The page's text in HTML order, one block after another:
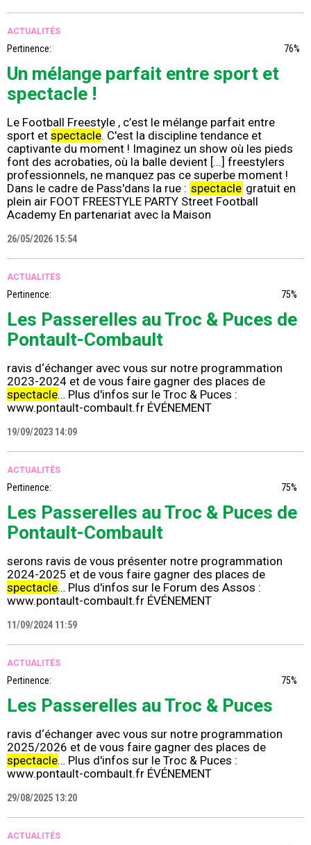
ACTUALITÉS
Pertinence: 76%
Un mélange parfait entre sport et
spectacle !
Le Football Freestyle , c’est le mélange parfait entre
sport et spectacle. C'est la discipline tendance et
captivante du moment ! Imaginez un show où les pieds
font des acrobaties, où la balle devient [...] freestylers
professionnels, ne manquez pas ce superbe moment !
Dans le cadre de Pass'dans la rue : spectacle gratuit en
plein air FOOT FREESTYLE PARTY Street Football
Academy En partenariat avec la Maison
26/05/2026 15:54
ACTUALITÉS
Pertinence: 75%
Les Passerelles au Troc & Puces de
Pontault-Combault
ravis d‘échanger avec vous sur notre programmation
2023-2024 et de vous faire gagner des places de
spectacle… Plus d'infos sur le Troc & Puces :
www.pontault-combault.fr ÉVÉNEMENT
19/09/2023 14:09
ACTUALITÉS
Pertinence: 75%
Les Passerelles au Troc & Puces de
Pontault-Combault
serons ravis de vous présenter notre programmation
2024-2025 et de vous faire gagner des places de
spectacle… Plus d'infos sur le Forum des Assos :
www.pontault-combault.fr ÉVÉNEMENT
11/09/2024 11:59
ACTUALITÉS
Pertinence: 75%
Les Passerelles au Troc & Puces
ravis d‘échanger avec vous sur notre programmation
2025/2026 et de vous faire gagner des places de
spectacle… Plus d'infos sur le Troc & Puces :
www.pontault-combault.fr ÉVÉNEMENT
29/08/2025 13:20
ACTUALITÉS